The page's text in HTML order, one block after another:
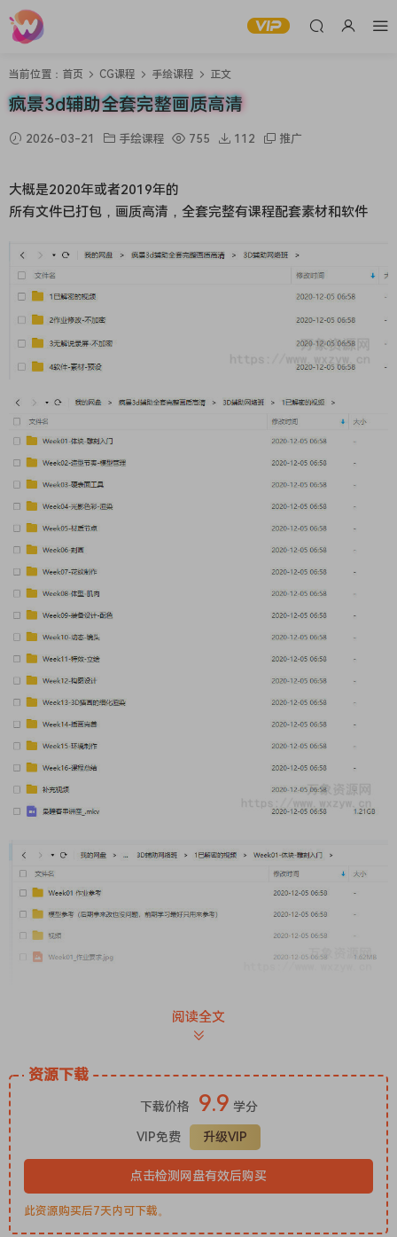
当前位置： 首页 CG课程 手绘课程 正文
疯景3d辅助全套完整画质高清
2026-03-21 手绘课程 755 112 推广
大概是2020年或者2019年的
所有文件已打包，画质高清，全套完整有课程配套素材和软件
阅读全文
资源下载
下载价格 9.9 学分
VIP免费 升级VIP
点击检测网盘有效后购买
此资源购买后7天内可下载。